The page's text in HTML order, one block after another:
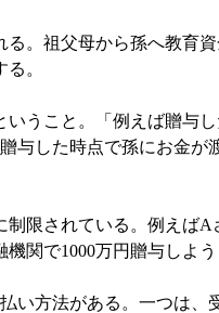
。祖父母から孫へ教育
。
うこと。「例えば贈与
した時点で孫にお金が
限されている。例えば
関で1000万円贈与しよ
方法がある。一つは、